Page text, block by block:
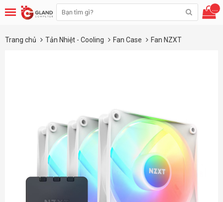
...
Trang chủ Tản Nhiệt - Cooling Fan Case Fan NZXT